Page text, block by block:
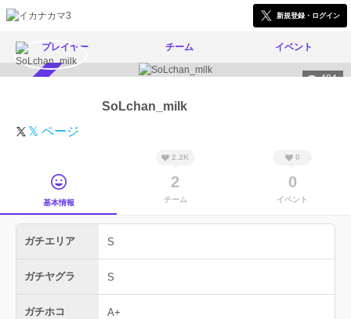
新規登録・ログイン
プレイヤー チーム イベント
404
SoLchan_milk
𝕏 ページ
基本情報
2.2K
2
チーム
0
0
イベント
ガチエリア S
ガチヤグラ S
ガチホコ A+